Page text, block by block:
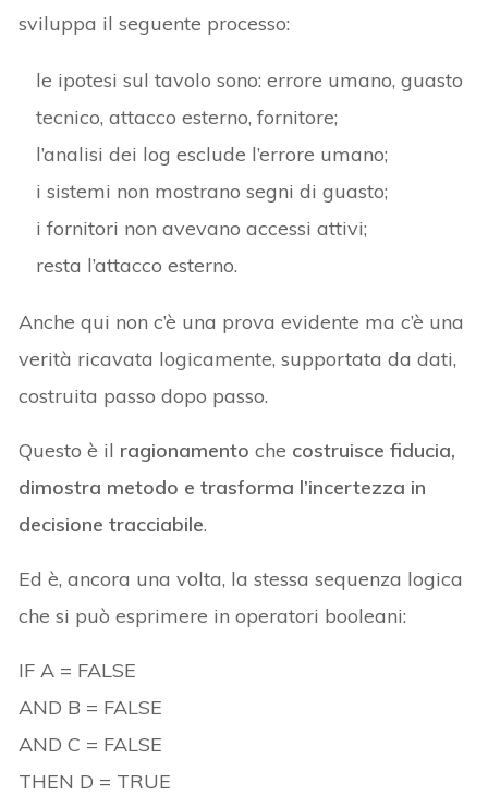
sviluppa il seguente processo:
le ipotesi sul tavolo sono: errore umano, guasto
tecnico, attacco esterno, fornitore;
l’analisi dei log esclude l’errore umano;
i sistemi non mostrano segni di guasto;
i fornitori non avevano accessi attivi;
resta l’attacco esterno.
Anche qui non c’è una prova evidente ma c’è una
verità ricavata logicamente, supportata da dati,
costruita passo dopo passo.
Questo è il ragionamentoche costruisce fiducia,
dimostra metodo e trasforma l’incertezza in
decisione tracciabile.
Ed è, ancora una volta, la stessa sequenza logica
che si può esprimere in operatori booleani:
IF A = FALSE
AND B = FALSE
AND C = FALSE
THEN D = TRUE